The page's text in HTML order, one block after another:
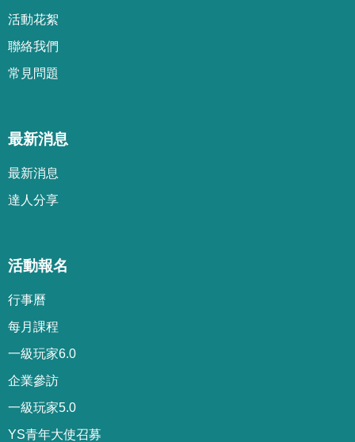
活動花絮
聯絡我們
常見問題
最新消息
最新消息
達人分享
活動報名
行事曆
每月課程
一級玩家6.0
企業參訪
一級玩家5.0
YS青年大使召募